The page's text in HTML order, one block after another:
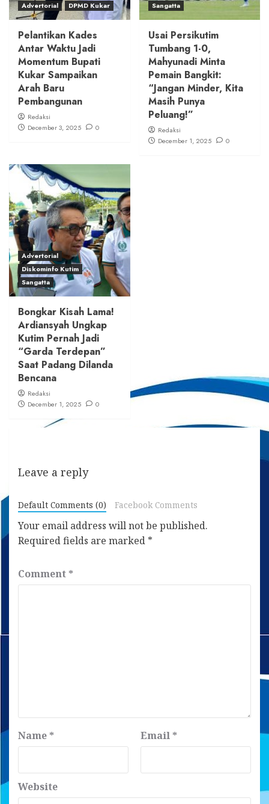
Advertorial DPMD Kukar
Pelantikan Kades
Antar Waktu Jadi
Momentum Bupati
Kukar Sampaikan
Arah Baru
Pembangunan
Redaksi
December 3, 2025
0
Sangatta
Usai Persikutim
Tumbang 1-0,
Mahyunadi Minta
Pemain Bangkit:
“Jangan Minder, Kita
Masih Punya
Peluang!”
Redaksi
December 1, 2025
0
Advertorial
Diskominfo Kutim
Sangatta
Bongkar Kisah Lama!
Ardiansyah Ungkap
Kutim Pernah Jadi
“Garda Terdepan”
Saat Padang Dilanda
Bencana
Redaksi
December 1, 2025
0
Leave a reply
Default Comments (0) Facebook Comments
Your email address will not be published.
Required fields are marked *
Comment *
Name * Email *
Website